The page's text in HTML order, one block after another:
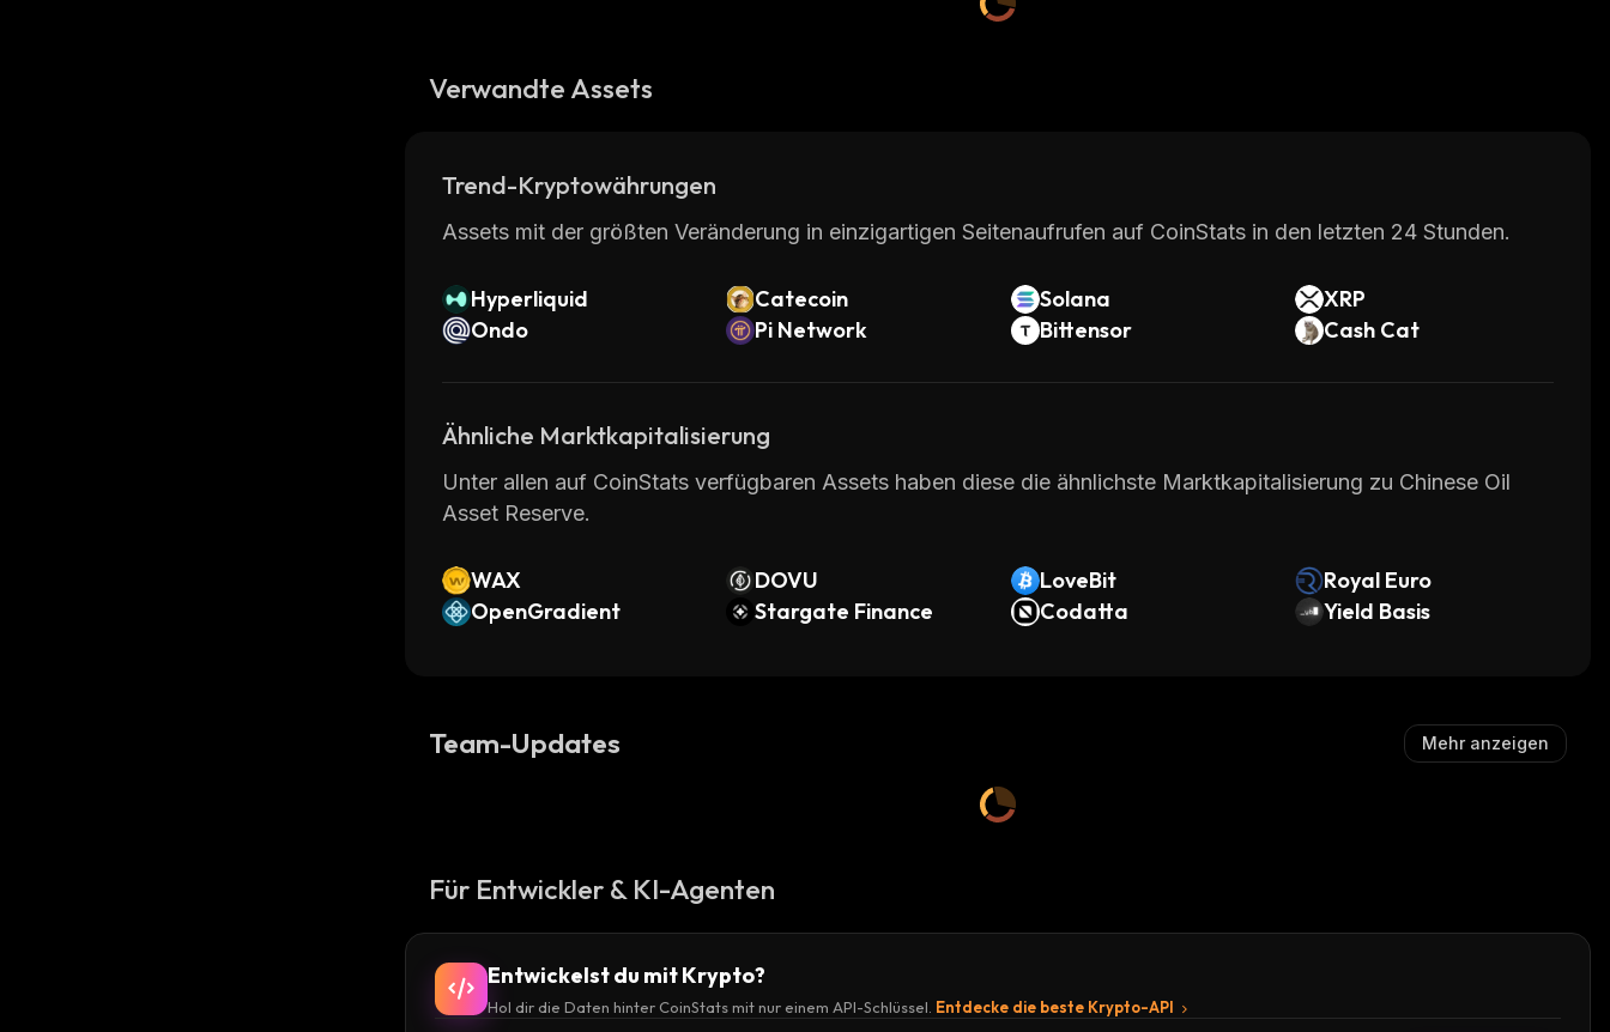
Verwandte Assets
Trend-Kryptowährungen
Assets mit der größten Veränderung in einzigartigen Seitenaufrufen auf CoinStats in den letzten 24 Stunden.
Hyperliquid Catecoin Solana
XRP
Ondo
Pi Network Bittensor Cash Cat
Ähnliche Marktkapitalisierung
Unter allen auf CoinStats verfügbaren Assets haben diese die ähnlichste Marktkapitalisierung zu Chinese Oil
Asset Reserve.
WAX DOVU LoveBit
Royal Euro
OpenGradient
Stargate Finance Codatta Yield Basis
Team-Updates Mehr anzeigen
Für Entwickler & KI-Agenten
Entwickelst du mit Krypto?
Hol dir die Daten hinter CoinStats mit nur einem API-Schlüssel. Entdecke die beste Krypto-API